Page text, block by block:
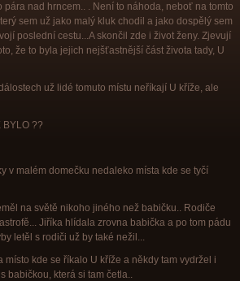
nad hrncem.. . Není to náhoda, neboť na tomto
sem už jako malý kluk chodil a jako dospělý sem
poslední cestu...A skončil zde i život ženy. Zjevují
že to byla jejich nejšťastnější část života tady, U
už lidé tomuto místu neříkají U kříže, ale
BYLO ??
v malém domečku nedaleko místa kde se tyčí
na světě nikoho jiného než babičku.. Rodiče
Jiříka hlídala zrovna babička a po tom pádu
letěl s rodiči už by také nežil...
místo kde se říkalo U kříže a někdy tam vydržel i
babičkou, která si tam četla..